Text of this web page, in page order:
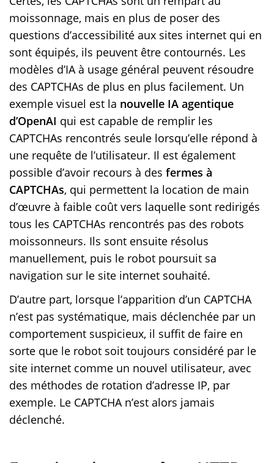
moissonnage, mais en plus de poser des
questions d’accessibilité aux sites internet qui en
sont équipés, ils peuvent être contournés. Les
modèles d’IA à usage général peuvent résoudre
des CAPTCHAs de plus en plus facilement. Un
exemple visuel est la nouvelle IA agentique
d’OpenAI qui est capable de remplir les
CAPTCHAs rencontrés seule lorsqu’elle répond à
une requête de l’utilisateur. Il est également
possible d’avoir recours à des fermes à
CAPTCHAs, qui permettent la location de main
d’œuvre à faible coût vers laquelle sont redirigés
tous les CAPTCHAs rencontrés pas des robots
moissonneurs. Ils sont ensuite résolus
manuellement, puis le robot poursuit sa
navigation sur le site internet souhaité.
D’autre part, lorsque l’apparition d’un CAPTCHA
n’est pas systématique, mais déclenchée par un
comportement suspicieux, il suffit de faire en
sorte que le robot soit toujours considéré par le
site internet comme un nouvel utilisateur, avec
des méthodes de rotation d’adresse IP, par
exemple. Le CAPTCHA n’est alors jamais
déclenché.